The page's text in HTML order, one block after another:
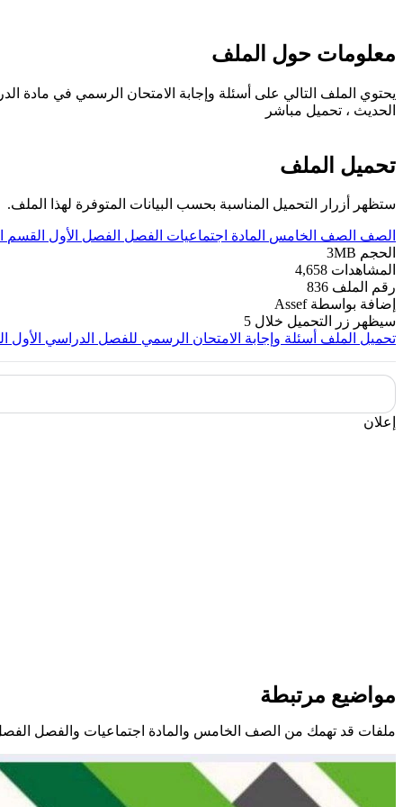
معلومات حول الملف
الحديث ، تحميل مباشر
تحميل الملف
ستظهر أزرار التحميل المناسبة بحسب البيانات المتوفرة لهذا الملف.
الصف الصف الخامس المادة اجتماعيات الفصل الفصل الأول القسم
الحجم 3MB
المشاهدات 4,658
رقم الملف 836
إضافة بواسطة Assef
سيظهر زر التحميل خلال 5
تحميل الملف أسئلة وإجابة الامتحان الرسمي للفصل الدراسي الأول الدور الأول
إعلان
مواضيع مرتبطة
ملفات قد تهمك من الصف الخامس والمادة اجتماعيات والفصل